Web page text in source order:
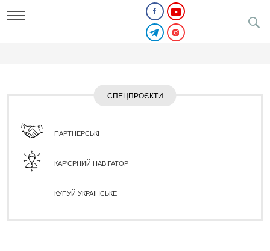
СПЕЦПРОЄКТИ
ПАРТНЕРСЬКІ
КАР'ЄРНИЙ НАВІГАТОР
КУПУЙ УКРАЇНСЬКЕ